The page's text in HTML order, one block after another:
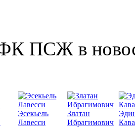
ПСЖ в
Эсекьель
Лавесси
Златан
Ибрагимович